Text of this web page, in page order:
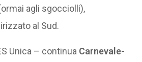
agli sgocciolli),
al Sud.
Unica – continua Carnevale-